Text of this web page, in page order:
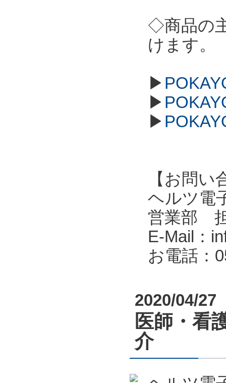
◇商品の
けます。
▶
▶
▶
【お問い
ヘルツ電
営業部
E-Mail：
お電話：
2020/04/27
医師・看
介